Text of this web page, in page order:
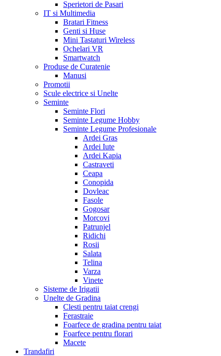
Sperietori de Pasari
IT si Multimedia
Bratari Fitness
Genti si Huse
Mini Tastaturi Wireless
Ochelari VR
Smartwatch
Produse de Curatenie
Manusi
Promotii
Scule electrice si Unelte
Seminte
Seminte Flori
Seminte Legume Hobby
Seminte Legume Profesionale
Ardei Gras
Ardei Iute
Ardei Kapia
Castraveti
Ceapa
Conopida
Dovleac
Fasole
Gogosar
Morcovi
Patrunjel
Ridichi
Rosii
Salata
Telina
Varza
Vinete
Sisteme de Irigatii
Unelte de Gradina
Clesti pentru taiat crengi
Ferastraie
Foarfece de gradina pentru taiat
Foarfece pentru florari
Macete
Trandafiri